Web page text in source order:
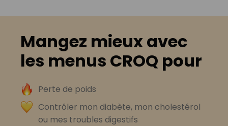
Mangez mieux avec
les menus CROQ pour
Perte de poids
Contrôler mon diabète, mon cholestérol
ou mes troubles digestifs